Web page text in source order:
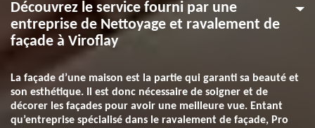
Découvrez le service fourni par une
entreprise de Nettoyage et ravalement de
façade à Viroflay
La façade d’une maison est la partie qui garanti sa beauté et
son esthétique. Il est donc nécessaire de soigner et de
décorer les façades pour avoir une meilleure vue. Entant
qu’entreprise spécialisé dans le ravalement de façade, Pro